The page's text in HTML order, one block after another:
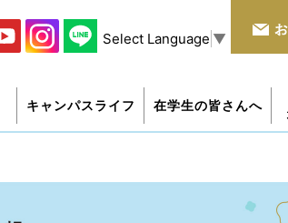
Select Language ▼
キャンパスライフ 在学生の皆さんへ